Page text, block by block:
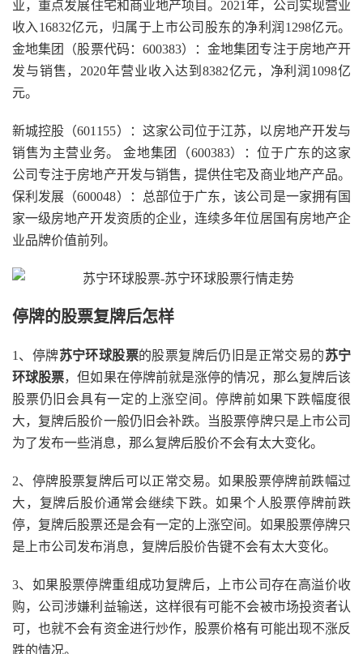
业，重点发展住宅和商业地产项目。2021年，公司实现营业
收入16832亿元，归属于上市公司股东的净利润1298亿元。
金地集团（股票代码：600383）：金地集团专注于房地产开
发与销售，2020年营业收入达到8382亿元，净利润1098亿
元。
新城控股（601155）：这家公司位于江苏，以房地产开发与
销售为主营业务。 金地集团（600383）：位于广东的这家
公司专注于房地产开发与销售，提供住宅及商业地产产品。
保利发展（600048）：总部位于广东，该公司是一家拥有国
家一级房地产开发资质的企业，连续多年位居国有房地产企
业品牌价值前列。
停牌的股票复牌后怎样
1、停牌苏宁环球股票的股票复牌后仍旧是正常交易的苏宁
环球股票，但如果在停牌前就是涨停的情况，那么复牌后该
股票仍旧会具有一定的上涨空间。停牌前如果下跌幅度很
大，复牌后股价一般仍旧会补跌。当股票停牌只是上市公司
为了发布一些消息，那么复牌后股价不会有太大变化。
2、停牌股票复牌后可以正常交易。如果股票停牌前跌幅过
大，复牌后股价通常会继续下跌。如果个人股票停牌前跌
停，复牌后股票还是会有一定的上涨空间。如果股票停牌只
是上市公司发布消息，复牌后股价告键不会有太大变化。
3、如果股票停牌重组成功复牌后，上市公司存在高溢价收
购，公司涉嫌利益输送，这样很有可能不会被市场投资者认
可，也就不会有资金进行炒作，股票价格有可能出现不涨反
跌的情况。